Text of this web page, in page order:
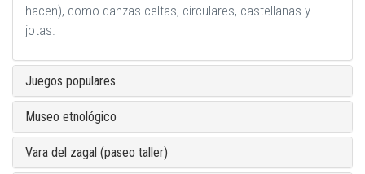
hacen), como danzas celtas, circulares, castellanas y
jotas.
Juegos populares
Museo etnológico
Vara del zagal (paseo taller)